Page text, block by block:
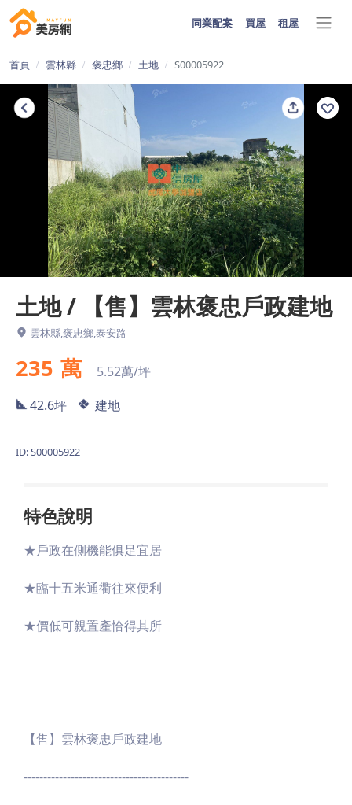
同業配案 買屋 租屋
首頁 雲林縣 褒忠鄉 土地 S00005922
土地 / 【售】雲林褒忠戶政建地
雲林縣,褒忠鄉,泰安路
235 萬
5.52萬/坪
42.6坪
建地
ID: S00005922
特色說明
★戶政在側機能俱足宜居
★臨十五米通衢往來便利
★價低可親置產恰得其所
【售】雲林褒忠戶政建地
------------------------------------------